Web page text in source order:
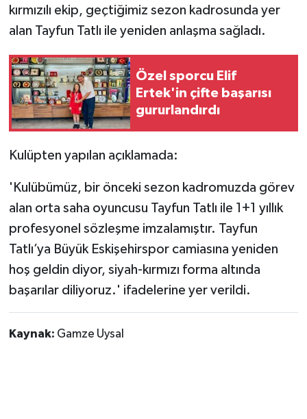
kırmızılı ekip, geçtiğimiz sezon kadrosunda yer
alan Tayfun Tatlı ile yeniden anlaşma sağladı.
Özel sporcu Elif
Ertek'in çifte başarısı
gururlandırdı
Kulüpten yapılan açıklamada:
'Kulübümüz, bir önceki sezon kadromuzda görev
alan orta saha oyuncusu Tayfun Tatlı ile 1+1 yıllık
profesyonel sözleşme imzalamıştır. Tayfun
Tatlı’ya Büyük Eskişehirspor camiasına yeniden
hoş geldin diyor, siyah-kırmızı forma altında
başarılar diliyoruz.' ifadelerine yer verildi.
Kaynak: Gamze Uysal